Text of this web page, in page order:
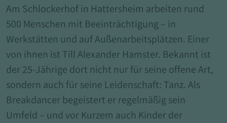
Am Schlockerhof in Hattersheim arbeiten rund
500 Menschen mit Beeinträchtigung – in
Werkstätten und auf Außenarbeitsplätzen. Einer
von ihnen ist Till Alexander Hamster. Bekannt ist
der 25-Jährige dort nicht nur für seine offene Art,
sondern auch für seine Leidenschaft: Tanz. Als
Breakdancer begeistert er regelmäßig sein
Umfeld – und vor Kurzem auch Kinder der